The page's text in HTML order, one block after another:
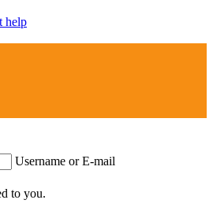
help
Username or E-mail
to you.